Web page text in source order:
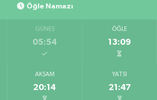
Öğle Namazı
GÜNEŞ
05:54
ÖĞLE
13:09
AKŞAM
20:14
YATSI
21:47